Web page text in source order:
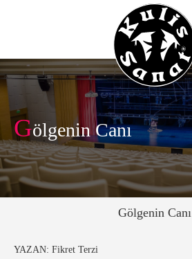
Gölgenin Canı
Gölgenin Canı
YAZAN: Fikret Terzi